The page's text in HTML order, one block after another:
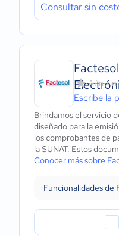
Consultar sin
Aún
Escribe la
Brindamos el servicio
diseñado para la
los comprobantes de
la SUNAT. Estos
Conocer más sobre
Funcionalidades de